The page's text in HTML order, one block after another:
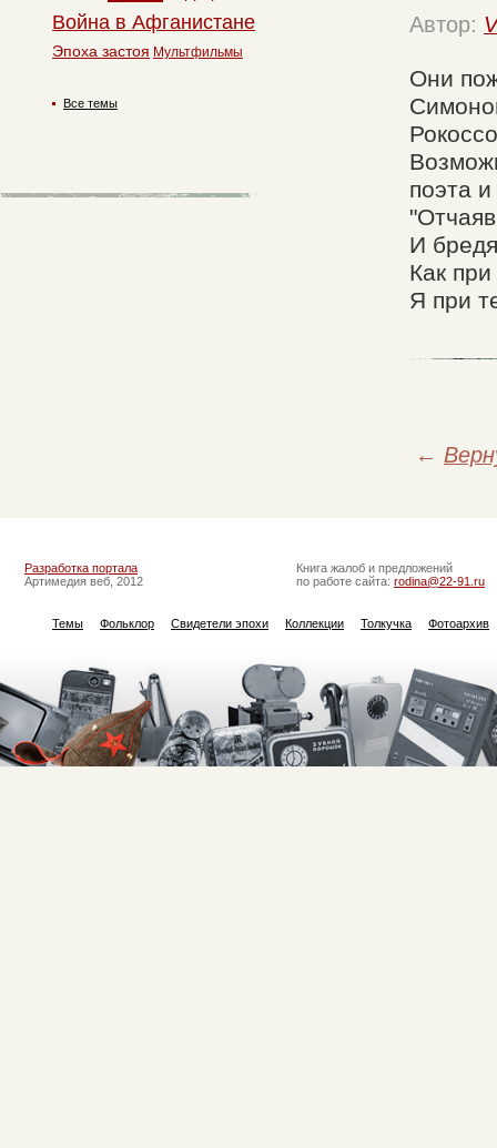
Автор:
Они
поэта
И
Как
Я при
←
Война в Афганистане
Эпоха застоя Мультфильмы
Все темы
Разработка портала
Артимедия веб, 2012
Книга жалоб и предложений
по работе сайта: rodina@22-91.ru
Темы Фольклор Свидетели эпохи Коллекции Толкучка Фотоархив